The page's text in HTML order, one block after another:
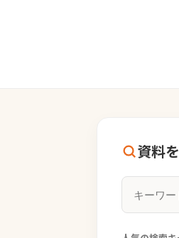
資料